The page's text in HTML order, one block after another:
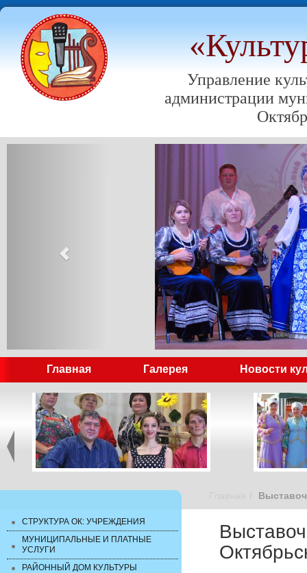
Управление
администрации
Главная Галерея Новости
СТРУКТУРА ОК: УЧРЕЖДЕНИЯ
МУНИЦИПАЛЬНЫЕ И ПЛАТНЫЕ
УСЛУГИ
РАЙОННЫЙ ДОМ КУЛЬТУРЫ